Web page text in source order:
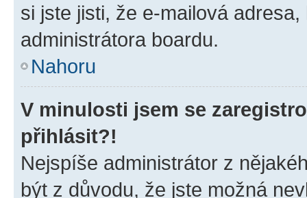
si jste jisti, že e-mailová
administrátora boardu.
Nahoru
V minulosti jsem se
přihlásit?!
Nejspíše administrátor z
být z důvodu, že jste možná